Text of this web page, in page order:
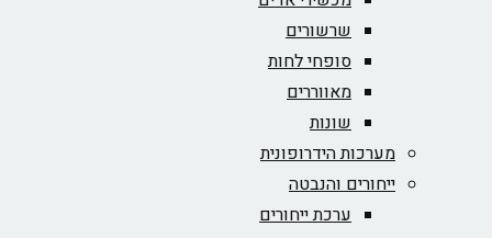
שרשורים
סופחי לחות
מאווררים
מערכות הידרופונית
ייחורים והנבטה
ערכת ייחורים